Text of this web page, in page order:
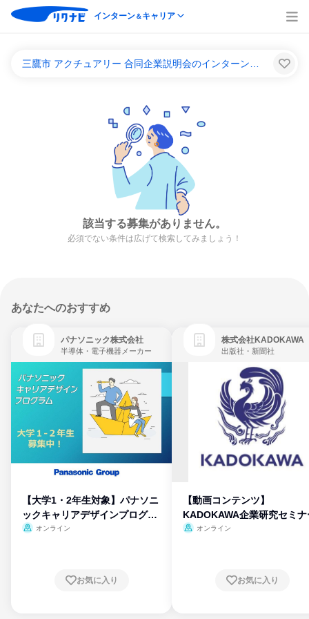
インターン＆キャリア
該当する募集がありません。
必須でない条件は広げて検索してみましょう！
あなたへのおすすめ
パナソニック株式会社
半導体・電子機器メーカー
【大学1・2年生対象】パナソニ
ックキャリアデザインプログラ
ム
オンライン
お気に入り
株式会社KADOKAWA
出版社・新聞社
【動画コンテンツ】
KADOKAWA企業研究セミナ
オンライン
お気に入り